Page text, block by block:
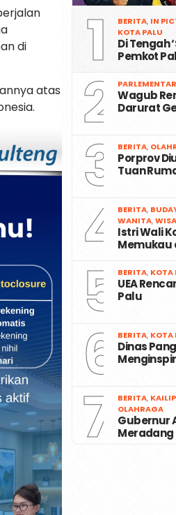
di
atas
1 BERITA, IN
KOTA PALU
Di Tengah
Pemkot
2
Wagub
Darurat
3 BERITA,
Porprov
Tuan
4BERITA,
WANITA,
Istri Wali
Memukau
5 BERITA, KOTA
UEA
Palu
6 BERITA, KOTA
Dinas
7 BERITA,
OLAHRAGA
Gubernur
Meradang